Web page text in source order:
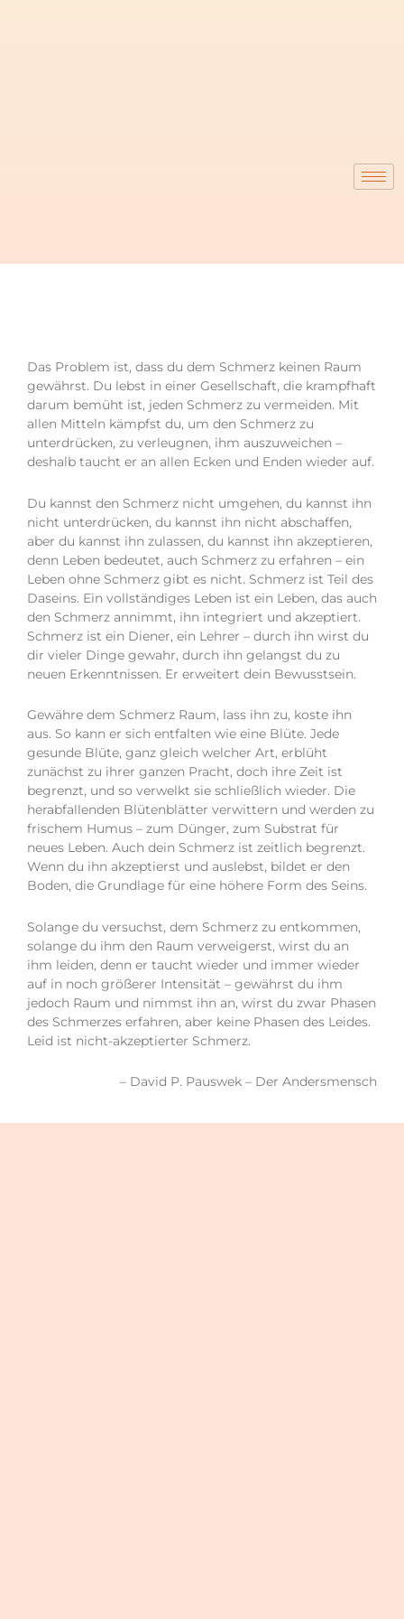
Das Problem ist, dass du dem Schmerz keinen Raum
gewährst. Du lebst in einer Gesellschaft, die krampfhaft
darum bemüht ist, jeden Schmerz zu vermeiden. Mit
allen Mitteln kämpfst du, um den Schmerz zu
unterdrücken, zu verleugnen, ihm auszuweichen –
deshalb taucht er an allen Ecken und Enden wieder auf.
Du kannst den Schmerz nicht umgehen, du kannst ihn
nicht unterdrücken, du kannst ihn nicht abschaffen,
aber du kannst ihn zulassen, du kannst ihn akzeptieren,
denn Leben bedeutet, auch Schmerz zu erfahren – ein
Leben ohne Schmerz gibt es nicht. Schmerz ist Teil des
Daseins. Ein vollständiges Leben ist ein Leben, das auch
den Schmerz annimmt, ihn integriert und akzeptiert.
Schmerz ist ein Diener, ein Lehrer – durch ihn wirst du
dir vieler Dinge gewahr, durch ihn gelangst du zu
neuen Erkenntnissen. Er erweitert dein Bewusstsein.
Gewähre dem Schmerz Raum, lass ihn zu, koste ihn
aus. So kann er sich entfalten wie eine Blüte. Jede
gesunde Blüte, ganz gleich welcher Art, erblüht
zunächst zu ihrer ganzen Pracht, doch ihre Zeit ist
begrenzt, und so verwelkt sie schließlich wieder. Die
herabfallenden Blütenblätter verwittern und werden zu
frischem Humus – zum Dünger, zum Substrat für
neues Leben. Auch dein Schmerz ist zeitlich begrenzt.
Wenn du ihn akzeptierst und auslebst, bildet er den
Boden, die Grundlage für eine höhere Form des Seins.
Solange du versuchst, dem Schmerz zu entkommen,
solange du ihm den Raum verweigerst, wirst du an
ihm leiden, denn er taucht wieder und immer wieder
auf in noch größerer Intensität – gewährst du ihm
jedoch Raum und nimmst ihn an, wirst du zwar Phasen
des Schmerzes erfahren, aber keine Phasen des Leides.
Leid ist nicht-akzeptierter Schmerz.
– David P. Pauswek – Der Andersmensch